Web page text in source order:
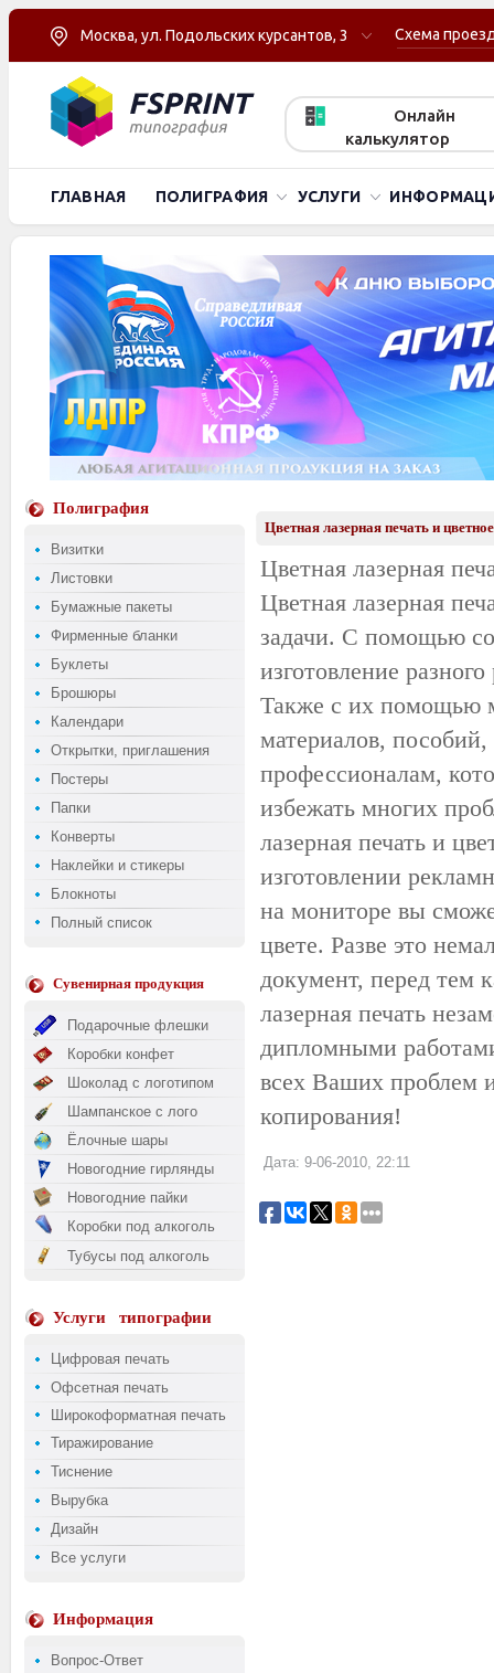
Москва, ул. Подольских курсантов, 3 Схема
Онлайн
калькулятор
ГЛАВНАЯ ПОЛИГРАФИЯ УСЛУГИ
Полиграфия
Визитки
Листовки
Бумажные пакеты
Фирменные бланки
Буклеты
Брошюры
Календари
Открытки, приглашения
Постеры
Папки
Конверты
Наклейки и стикеры
Блокноты
Полный список
Сувенирная продукция
Подарочные флешки
Коробки конфет
Шоколад с логотипом
Шампанское с лого
Ёлочные шары
Новогодние гирлянды
Новогодние пайки
Коробки под алкоголь
Тубусы под алкоголь
Услуги типографии
Цифровая печать
Офсетная печать
Широкоформатная печать
Тиражирование
Тиснение
Вырубка
Дизайн
Все услуги
Информация
Вопрос-Ответ
Цветная лазерная печать и
Цветная лазерная
Цветная лазерная
задачи. С помощью
изготовление
Также с их помощью
материалов,
профессионалам,
избежать многих
лазерная печать и
изготовлении
на мониторе вы
цвете. Разве это
документ, перед тем
лазерная печать
дипломными
всех Ваших проблем
копирования!
Дата: 9-06-2010, 22:11